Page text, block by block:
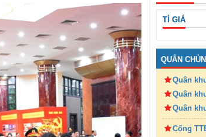
TỈ GIÁ
QUÂN
Quân
Quân
Quân
Cổng